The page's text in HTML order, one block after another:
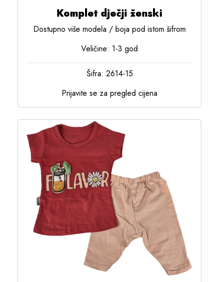
Komplet dječji ženski
Dostupno više modela / boja pod istom šifrom
Veličine: 1-3 god
Šifra: 2614-15
Prijavite se za pregled cijena